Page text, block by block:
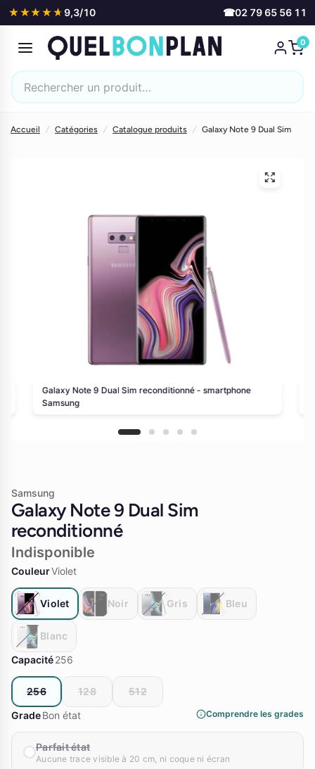
★★★★★
★★★★★ 9,3/10 ☎02 79 65 56 11
0
Accueil / Catégories / Catalogue produits / Galaxy Note 9 Dual Sim
Galaxy Note 9 Dual Sim reconditionné - smartphone
Samsung
Samsung
Galaxy Note 9 Dual Sim
reconditionné
Indisponible
CouleurViolet
Violet Noir Gris Bleu
Blanc
Capacité256
256 128
512
GradeBon état Comprendre les grades
Parfait état
Aucune trace visible à 20 cm, ni coque ni écran